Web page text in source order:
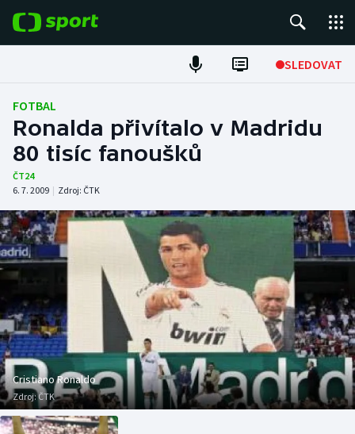
SLEDOVAT
Fotbal
Hokej
Tenis
Atletika
Cyklistika
Americký fotbal
Baseball a softbal
Basketbal
NEPŘEHLÉDNĚTE
Soutěže
Historické návraty
FOTBAL
Ronalda přivítalo v Madridu
80 tisíc fanoušků
ČT24
6. 7. 2009 | Zdroj: ČTK
Cristiano Ronaldo
Zdroj:ČTK